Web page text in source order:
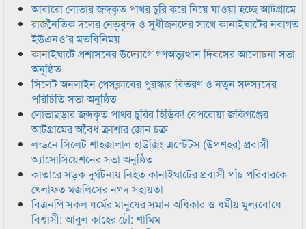
আবারো লোভার জব্দকৃত পাথর চুরি করে নিয়ে যাওয়া হচ্ছে আটগ্রামে
রাজনৈতিক দলের নেতৃবৃন্দ ও সুধীজনদের সাথে কানাইঘাটের নবাগত
ইউএনও’র মতবিনিময়
কানাইঘাটে প্রশাসনের উদ্যোগে গণঅভ্যুত্থান দিবসের আলোচনা সভা
অনুষ্ঠিত
সিলেট অনলাইন প্রেসক্লাবের পুরস্কার বিতরণ ও নতুন সদস্যদের
পরিচিতি সভা অনুষ্ঠিত
লোভাছড়ার জব্দকৃত পাথর চুরির হিড়িক! বেপরোয়া জকিগঞ্জের
আটগ্রামের অবৈধ ক্রাশার জোন চক্র
লন্ডনে সিলেট শাহজালাল হাউজিং এস্টেটস (উপশহর) প্রবাসী
অ্যাসোসিয়েশনের সভা অনুষ্ঠিত
কাতারে সড়ক দুর্ঘটনায় নিহত কানাইঘাটের প্রবাসী পাঁচ পরিবারকে
খেলাফত মজলিসের নগদ সহায়তা
বিএনপি সকল ধর্মের মানুষের সমান অধিকার ও ধর্মীয় মুল্যবোধে
বিশ্বাসী: আবুল কাহের চৌ: শামিম